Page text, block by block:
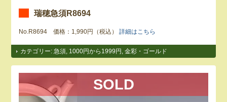
瑞穂急須R8694
No.R8694 価格：1,990円（税込）詳細はこちら
カテゴリー:急須 1000円から1999円 ,金彩・ゴールド
SOLD